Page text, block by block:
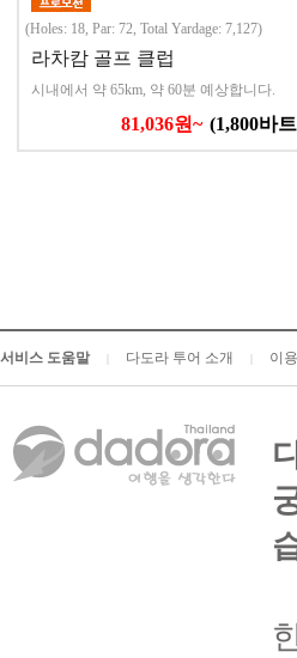
(Holes: 18, Par: 72, Total Yardage: 7,127)
라차캄 골프 클럽
시내에서 약 65km, 약 60분 예상합니다.
81,036원~ (1,800바
서비스 도움말 다도라 투어 소개 이